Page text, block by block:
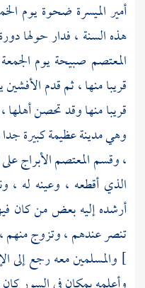
أمير الميسرة ضحوة
هذه السنة ، فدار حولها
المعتصم صبيحة يوم
قريبا منها ، ثم قدمالأفشين
قريبا منها وقد تحصن أهلها
وهي مدينة عظيمة كبيرة
، وقسمالمعتصمالأبراج
الذي أقطعه ، وعينه له ،
أرشده إليه بعض من كان
تنصر عندهم ، وتزوج منهم ،
] والمسلمين معه رجع إلى